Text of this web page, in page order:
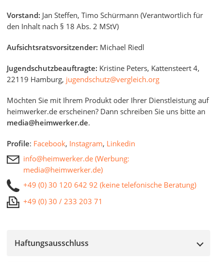
Bitset
Metallbandsäge
Aluleiter
pH-Messgerät
Akku-Nagler
Oberfräse
Akku-Fettpresse
WIG-Schweißgerät
Kreuzlinienlaser (grün)
Einhandhobel
Vorstand: Jan Steffen, Timo Schürmann (Verantwortlich für
den Inhalt nach § 18 Abs. 2 MStV)
Aufsichtsratsvorsitzender: Michael Riedl
Jugendschutzbeauftragte: Kristine Peters, Kattensteert 4,
22119 Hamburg, jugendschutz@vergleich.org
Möchten Sie mit Ihrem Produkt oder Ihrer Dienstleistung auf
heimwerker.de erscheinen? Dann schreiben Sie uns bitte an
media@heimwerker.de.
Profile: Facebook, Instagram, Linkedin
info@heimwerker.de (Werbung:
media@heimwerker.de)
+49 (0) 30 120 642 92 (keine telefonische Beratung)
+49 (0) 30 / 233 203 71
Haftungsausschluss